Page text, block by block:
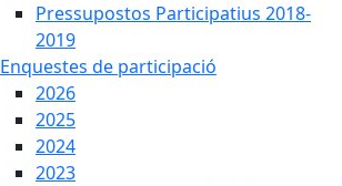
Pressupostos Participatius 2018-
2019
Enquestes de participació
2026
2025
2024
2023